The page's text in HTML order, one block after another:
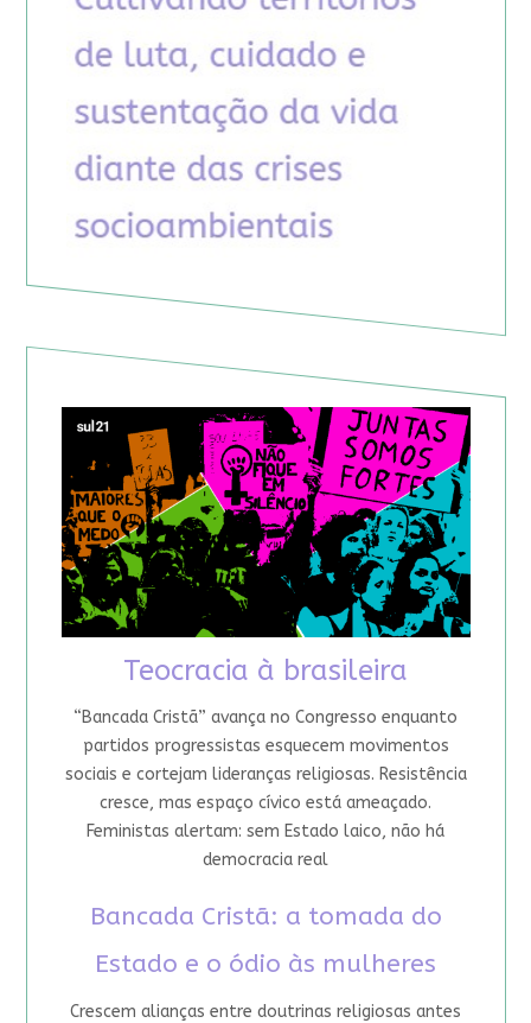
Teocracia à brasileira
“Bancada Cristã” avança no Congresso enquanto
partidos progressistas esquecem movimentos
sociais e cortejam lideranças religiosas. Resistência
cresce, mas espaço cívico está ameaçado.
Feministas alertam: sem Estado laico, não há
democracia real
Bancada Cristã: a tomada do
Estado e o ódio às mulheres
Crescem alianças entre doutrinas religiosas antes